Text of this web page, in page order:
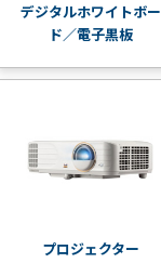
デジタルホワイトボー
ド／電子黒板
プロジェクター